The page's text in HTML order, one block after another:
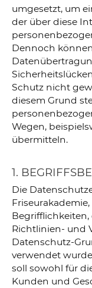
umgesetzt, um
der über diese
Dennoch
Schutz nicht
diesem Grund
Wegen,
übermitteln.
1.
Die
Richtlinien- und
Datenschutz-
verwendet
soll sowohl für
Kunden und